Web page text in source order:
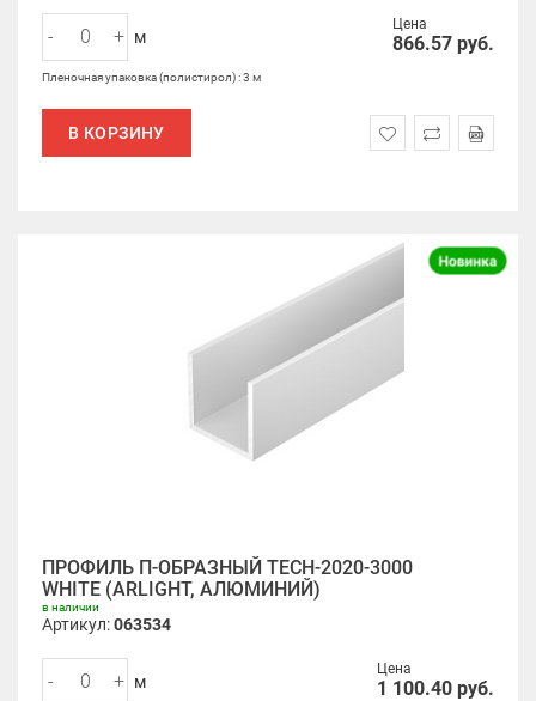
Цена
866.57 руб.
- + м
Пленочная упаковка (полистирол) : 3 м
В КОРЗИНУ
ПРОФИЛЬ П-ОБРАЗНЫЙ TECH-2020-3000
WHITE (ARLIGHT, АЛЮМИНИЙ)
в наличии
Артикул:063534
Цена
1 100.40 руб.
- + м